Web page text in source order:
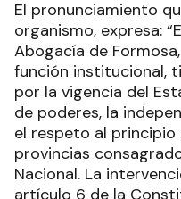
El pronunciamiento
organismo, expresa:
Abogacía de
función institucional,
por la vigencia del
de poderes, la
el respeto al
provincias
Nacional. La
artículo 6 de la